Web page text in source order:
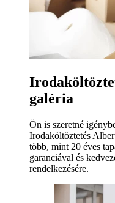
galéria
Ön is szeretné
Irodaköltöztetés
több, mint 20 éves
garanciával és
rendelkezésére.